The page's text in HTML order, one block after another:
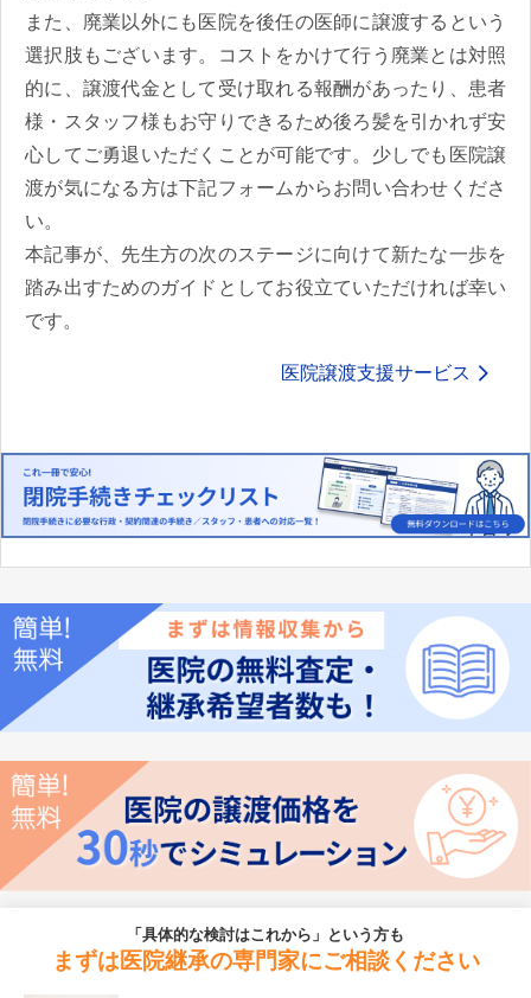
また、廃業以外にも医院を後任の医師に譲渡するという
選択肢もございます。コストをかけて行う廃業とは対照
的に、譲渡代金として受け取れる報酬があったり、患者
様・スタッフ様もお守りできるため後ろ髪を引かれず安
心してご勇退いただくことが可能です。少しでも医院譲
渡が気になる方は下記フォームからお問い合わせくださ
い。
本記事が、先生方の次のステージに向けて新たな一歩を
踏み出すためのガイドとしてお役立ていただければ幸い
です。
医院譲渡支援サービス
「具体的な検討はこれから」という方も
まずは医院継承の専門家にご相談ください